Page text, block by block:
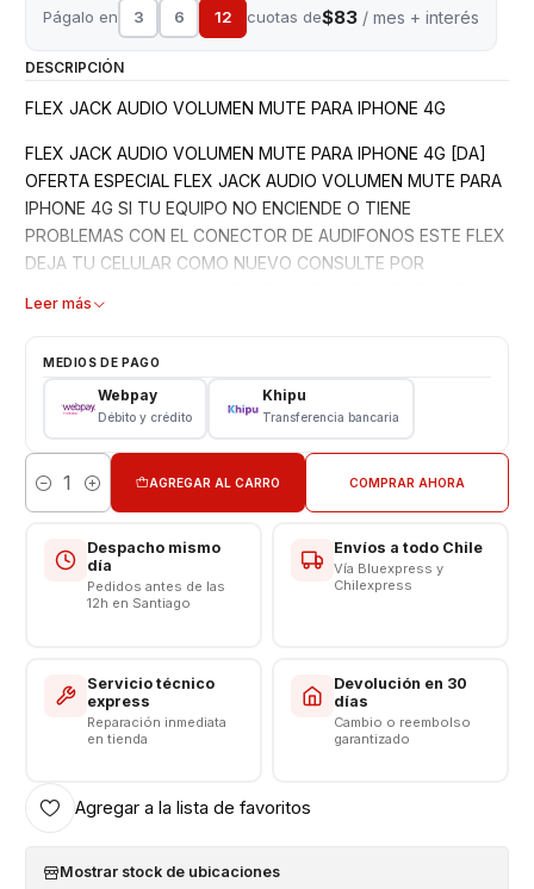
Págalo en 3 6 12 cuotas de$83 / mes + interés
DESCRIPCIÓN
FLEX JACK AUDIO VOLUMEN MUTE PARA IPHONE 4G
FLEX JACK AUDIO VOLUMEN MUTE PARA IPHONE 4G [DA]
OFERTA ESPECIAL FLEX JACK AUDIO VOLUMEN MUTE PARA
IPHONE 4G SI TU EQUIPO NO ENCIENDE O TIENE
PROBLEMAS CON EL CONECTOR DE AUDIFONOS ESTE FLEX
DEJA TU CELULAR COMO NUEVO CONSULTE POR
CONTINUADO
[http://listado.mercadolibre.cl/_CustId_144066650]
Leer más
MEDIOS DE PAGO
Webpay
Débito y crédito
Khipu
Transferencia bancaria
Cantidad
AGREGAR AL CARRO COMPRAR AHORA
Despacho mismo
día
Pedidos antes de las
12h en Santiago
Envíos a todo Chile
Vía Bluexpress y
Chilexpress
Servicio técnico
express
Reparación inmediata
en tienda
Devolución en 30
días
Cambio o reembolso
garantizado
Agregar a la lista de favoritos
Mostrar stock de ubicaciones